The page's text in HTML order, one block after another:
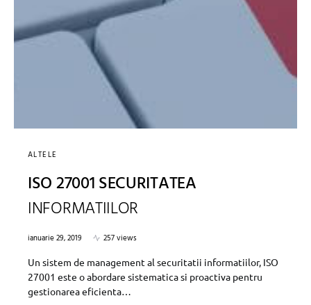
ALTELE
ISO 27001 SECURITATEA
INFORMATIILOR
ianuarie 29, 2019
257 views
Un sistem de management al securitatii informatiilor, ISO
27001 este o abordare sistematica si proactiva pentru
gestionarea eficienta…